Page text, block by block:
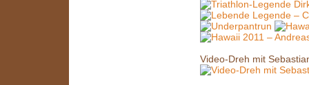
Video-Dreh mit